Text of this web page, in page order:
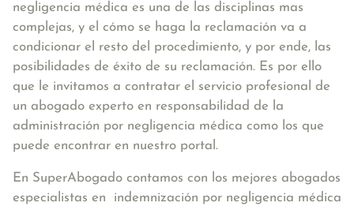
negligencia médica es una de las disciplinas mas
complejas, y el cómo se haga la reclamación va a
condicionar el resto del procedimiento, y por ende, las
posibilidades de éxito de su reclamación. Es por ello
que le invitamos a contratar el servicio profesional de
un abogado experto en responsabilidad de la
administración por negligencia médica como los que
puede encontrar en nuestro portal.
En SuperAbogado contamos con los mejores abogados
especialistas en indemnización por negligencia médica